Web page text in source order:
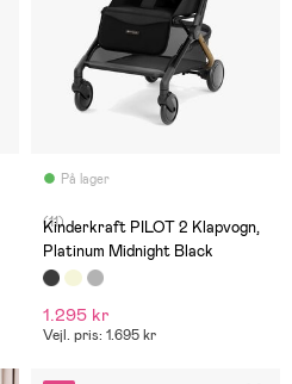
På lager
(11)
Kinderkraft PILOT 2 Klapvogn,
Platinum Midnight Black
1.295 kr
Vejl. pris: 1.695 kr